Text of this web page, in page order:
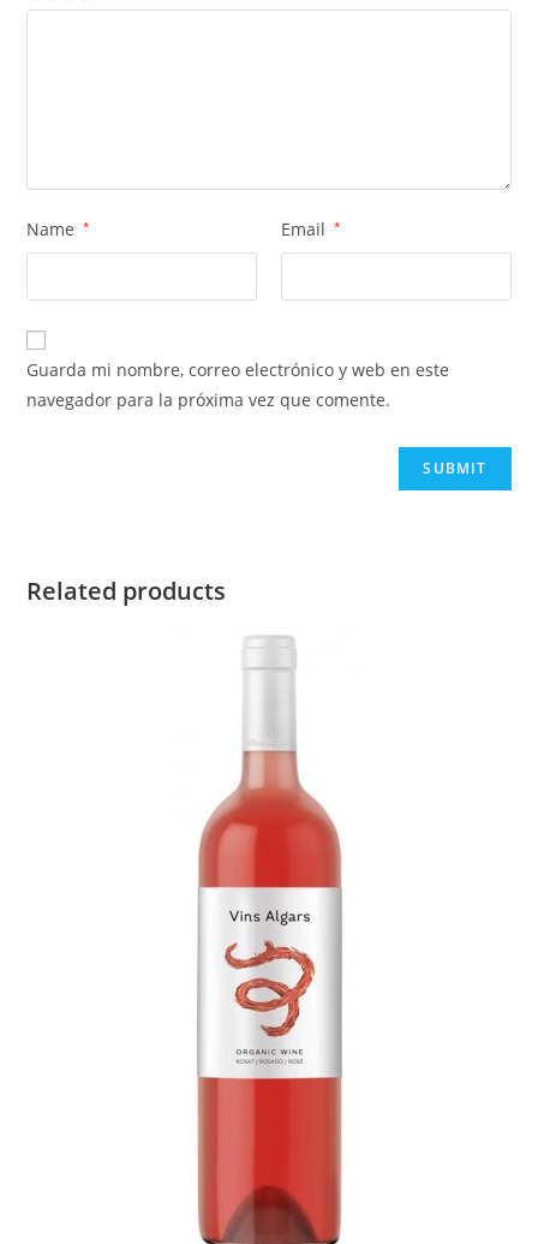
Name * Email *
Guarda mi nombre, correo electrónico y web en este
navegador para la próxima vez que comente.
Related products